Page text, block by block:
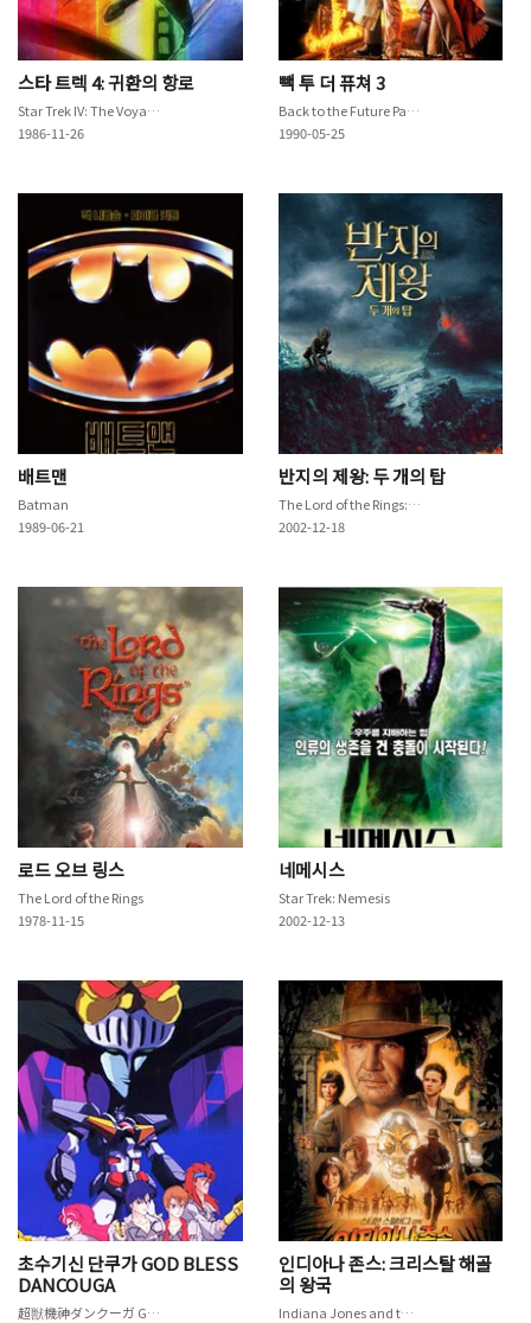
스타 트렉 4: 귀환의 항로
Star Trek IV: The Voyage Home
1986-11-26
빽 투 더 퓨쳐 3
Back to the Future Part III
1990-05-25
배트맨
Batman
1989-06-21
반지의 제왕: 두 개의 탑
The Lord of the Rings: The Two Towers
2002-12-18
로드 오브 링스
The Lord of the Rings
1978-11-15
네메시스
Star Trek: Nemesis
2002-12-13
초수기신 단쿠가 GOD BLESS
DANCOUGA
超獣機神ダンクーガ GOD BLESS DANCOUGA
인디아나 존스: 크리스탈 해골
의 왕국
Indiana Jones and the Kingdom of the Crystal Skull